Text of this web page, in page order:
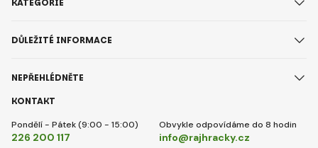
KONTAKT
Pondělí - Pátek (9:00 - 15:00)
226 200 117
Obvykle odpovídáme do 8 hodin
info@rajhracky.cz
DŮLEŽITÉ INFORMACE
NEPŘEHLÉDNĚTE